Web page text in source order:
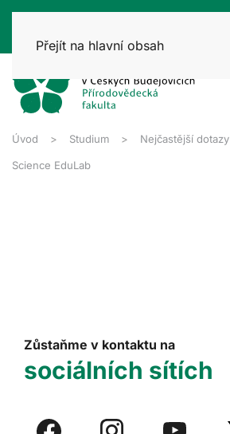
Přejít na hlavní obsah
Úvod Studium Nejčastější dotazy
Science EduLab
Zůstaňme v kontaktu na
sociálních sítích